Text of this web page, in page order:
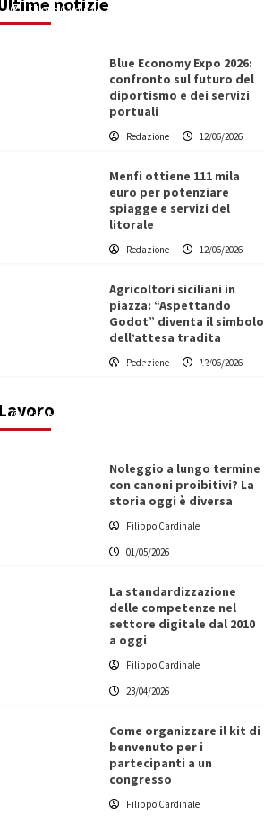
Filippo Cardinale
Blue Economy Expo 2026:
confronto sul futuro del
diportismo e dei servizi
portuali
Redazione 12/06/2026
Menfi ottiene 111 mila
euro per potenziare
spiagge e servizi del
litorale
Redazione 12/06/2026
Agricoltori siciliani in
piazza: “Aspettando
Godot” diventa il simbolo
dell’attesa tradita
Redazione 12/06/2026
Lavoro
Vino in Italia: il giro d’affari
contribuisce all’1,1% del PIL
Filippo Cardinale
Noleggio a lungo termine
con canoni proibitivi? La
storia oggi è diversa
Filippo Cardinale
01/05/2026
La standardizzazione
delle competenze nel
settore digitale dal 2010
a oggi
Filippo Cardinale
23/04/2026
Come organizzare il kit di
benvenuto per i
partecipanti a un
congresso
Filippo Cardinale